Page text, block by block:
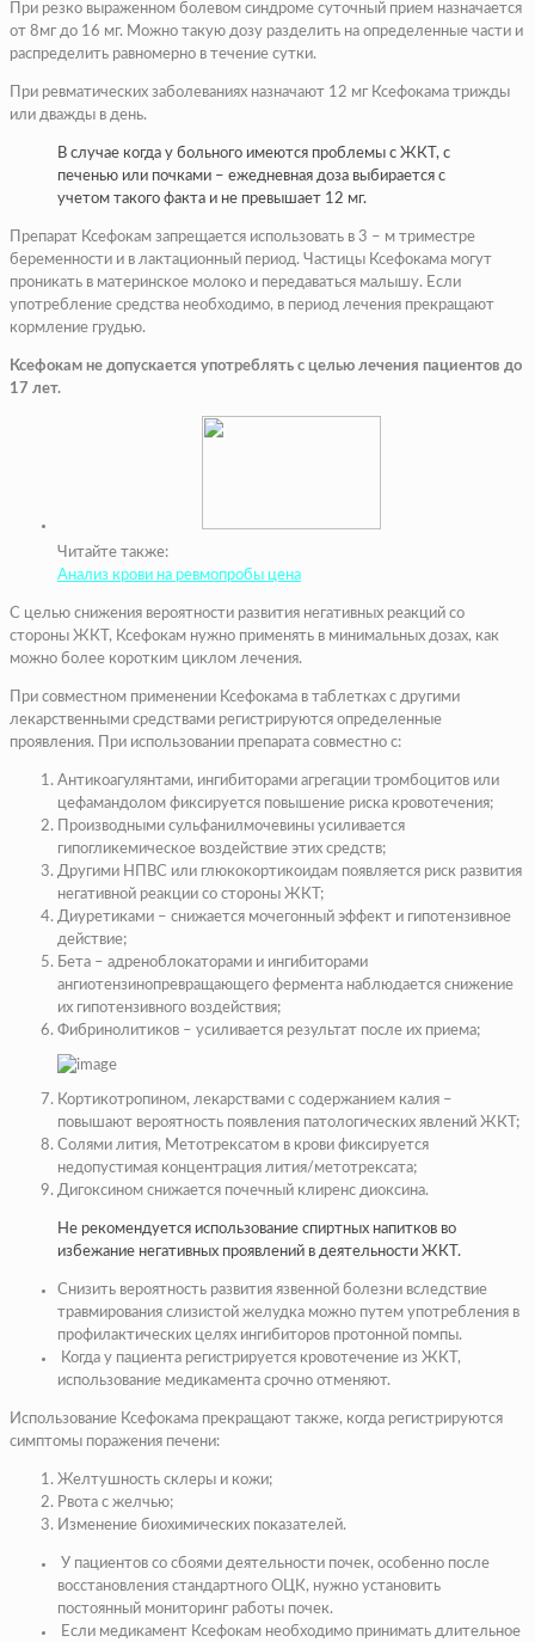
При резко выраженном болевом синдроме суточный прием назначается
от 8мг до 16 мг. Можно такую дозу разделить на определенные части и
распределить равномерно в течение сутки.
При ревматических заболеваниях назначают 12 мг Ксефокама трижды
или дважды в день.
В случае когда у больного имеются проблемы с ЖКТ, с
печенью или почками – ежедневная доза выбирается с
учетом такого факта и не превышает 12 мг.
Препарат Ксефокам запрещается использовать в 3 – м триместре
беременности и в лактационный период. Частицы Ксефокама могут
проникать в материнское молоко и передаваться малышу. Если
употребление средства необходимо, в период лечения прекращают
кормление грудью.
Ксефокам не допускается употреблять с целью лечения пациентов до
17 лет.
Читайте также:
Анализ крови на ревмопробы цена
С целью снижения вероятности развития негативных реакций со
стороны ЖКТ, Ксефокам нужно применять в минимальных дозах, как
можно более коротким циклом лечения.
При совместном применении Ксефокама в таблетках с другими
лекарственными средствами регистрируются определенные
проявления. При использовании препарата совместно с:
Антикоагулянтами, ингибиторами агрегации тромбоцитов или
цефамандолом фиксируется повышение риска кровотечения;
Производными сульфанилмочевины усиливается
гипогликемическое воздействие этих средств;
Другими НПВС или глюкокортикоидам появляется риск развития
негативной реакции со стороны ЖКТ;
Диуретиками – снижается мочегонный эффект и гипотензивное
действие;
Бета – адреноблокаторами и ингибиторами
ангиотензинопревращающего фермента наблюдается снижение
их гипотензивного воздействия;
Фибринолитиков – усиливается результат после их приема;
Кортикотропином, лекарствами с содержанием калия –
повышают вероятность появления патологических явлений ЖКТ;
Солями лития, Метотрексатом в крови фиксируется
недопустимая концентрация лития/метотрексата;
Дигоксином снижается почечный клиренс диоксина.
Не рекомендуется использование спиртных напитков во
избежание негативных проявлений в деятельности ЖКТ.
Снизить вероятность развития язвенной болезни вследствие
травмирования слизистой желудка можно путем употребления в
профилактических целях ингибиторов протонной помпы.
Когда у пациента регистрируется кровотечение из ЖКТ,
использование медикамента срочно отменяют.
Использование Ксефокама прекращают также, когда регистрируются
симптомы поражения печени:
Желтушность склеры и кожи;
Рвота с желчью;
Изменение биохимических показателей.
У пациентов со сбоями деятельности почек, особенно после
восстановления стандартного ОЦК, нужно установить
постоянный мониторинг работы почек.
Если медикамент Ксефокам необходимо принимать длительное